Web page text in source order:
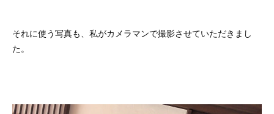
それに使う写真も、私がカメラマンで撮影させていただきまし
た。